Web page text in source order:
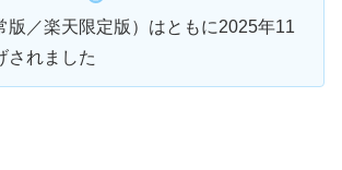
版／楽天限定版）はともに2025年11
されました